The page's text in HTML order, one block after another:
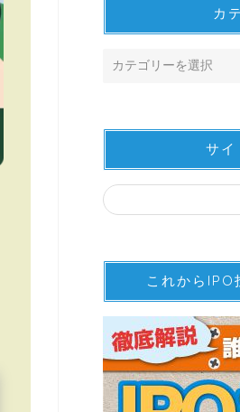
カ
サイ
これからIPO